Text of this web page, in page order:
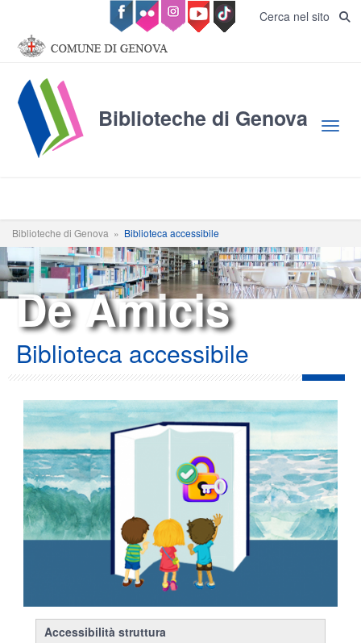
Salta al contenuto principale Cerca nel sito
Biblioteche di Genova
Biblioteche di Genova » Biblioteca accessibile
De Amicis
Biblioteca accessibile
Accessibilità struttura